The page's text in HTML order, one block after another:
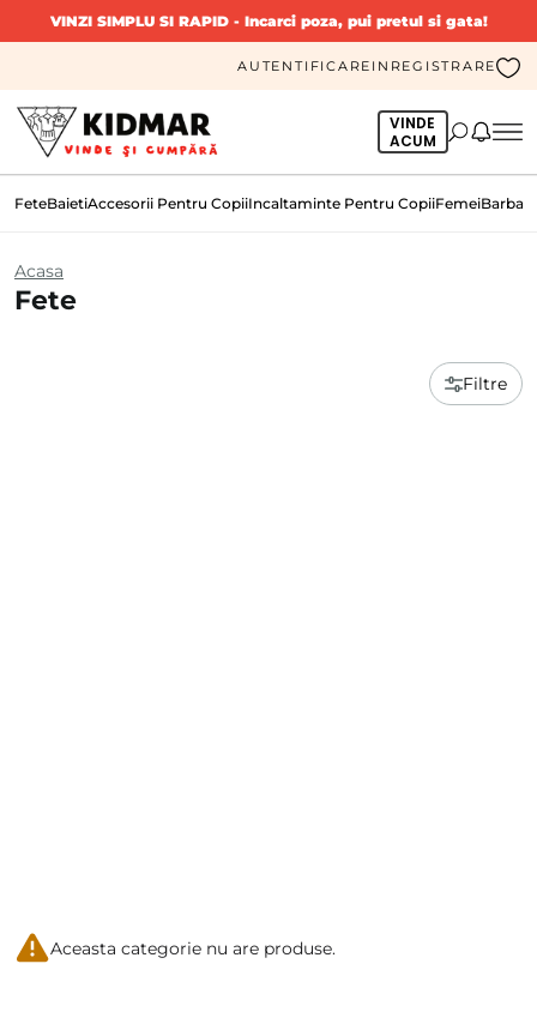
VINZI SIMPLU SI RAPID- Incarci poza, pui pretul si gata!
AUTENTIFICARE INREGISTRARE
VINDE
ACUM
FeteBaietiAccesorii Pentru CopiiIncaltaminte Pentru CopiiFemeiBarbati
Acasa
Fete
Filtre
Aceasta categorie nu are produse.